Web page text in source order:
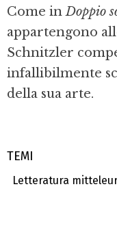
TEMI
Letteratura
Come inDoppio
appartengono
Schnitzler
infallibilmente
della sua arte.